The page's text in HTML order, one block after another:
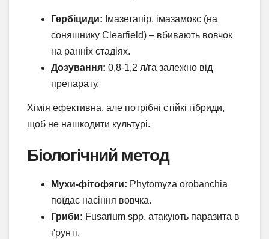
Гербіциди: Імазетапір, імазамокс (на
соняшнику Clearfield) – вбивають вовчок
на ранніх стадіях.
Дозування: 0,8-1,2 л/га залежно від
препарату.
Хімія ефективна, але потрібні стійкі гібриди,
щоб не нашкодити культурі.
Біологічний метод
Мухи-фітофяги: Phytomyza orobanchia
поїдає насіння вовчка.
Гриби: Fusarium spp. атакують паразита в
ґрунті.